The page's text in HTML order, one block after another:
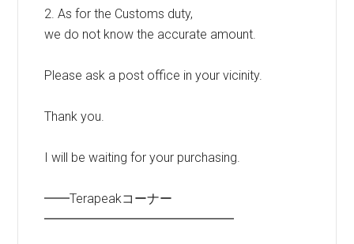
2. As for the Customs duty,
we do not know the accurate amount.
Please ask a post office in your vicinity.
Thank you.
I will be waiting for your purchasing.
━━Terapeakコーナー
━━━━━━━━━━━━━━━